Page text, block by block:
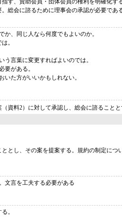
す、賛助会員・団体会員の権利を明確化す
総会に諮るために理事会の承認が必要であ
か、同じ人なら何度でもよいのか。
。
う言葉に変更すればよいのでは。
要がある。
た方がいいかもしれない。
資料2）に対して承認し、総会に諮ることと
とし、その案を提案する。規約の制定につ
文言を工夫する必要がある
。